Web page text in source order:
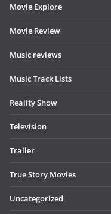
Movie Explore
Movie Review
Music reviews
Music Track Lists
Reality Show
Television
Trailer
True Story Movies
Uncategorized